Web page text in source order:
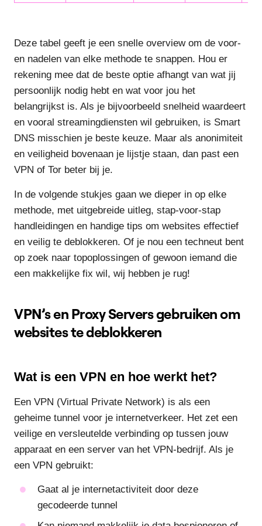
Deze tabel geeft je een snelle overview om de voor-
en nadelen van elke methode te snappen. Hou er
rekening mee dat de beste optie afhangt van wat jij
persoonlijk nodig hebt en wat voor jou het
belangrijkst is. Als je bijvoorbeeld snelheid waardeert
en vooral streamingdiensten wil gebruiken, is Smart
DNS misschien je beste keuze. Maar als anonimiteit
en veiligheid bovenaan je lijstje staan, dan past een
VPN of Tor beter bij je.
In de volgende stukjes gaan we dieper in op elke
methode, met uitgebreide uitleg, stap-voor-stap
handleidingen en handige tips om websites effectief
en veilig te deblokkeren. Of je nou een techneut bent
op zoek naar topoplossingen of gewoon iemand die
een makkelijke fix wil, wij hebben je rug!
VPN’s en Proxy Servers gebruiken om
websites te deblokkeren
Wat is een VPN en hoe werkt het?
Een VPN (Virtual Private Network) is als een
geheime tunnel voor je internetverkeer. Het zet een
veilige en versleutelde verbinding op tussen jouw
apparaat en een server van het VPN-bedrijf. Als je
een VPN gebruikt:
Gaat al je internetactiviteit door deze
gecodeerde tunnel